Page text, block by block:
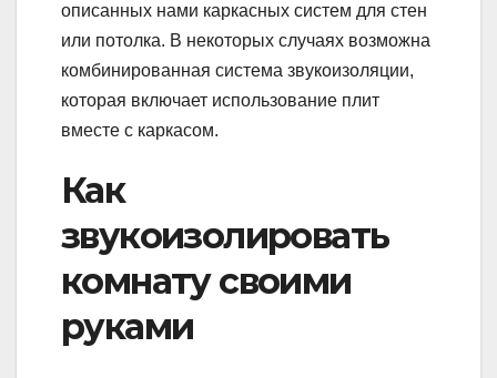
описанных нами каркасных систем для стен
или потолка. В некоторых случаях возможна
комбинированная система звукоизоляции,
которая включает использование плит
вместе с каркасом.
Как
звукоизолировать
комнату своими
руками